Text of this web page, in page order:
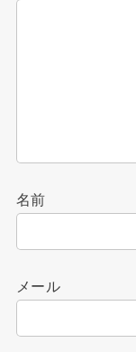
名前
メール